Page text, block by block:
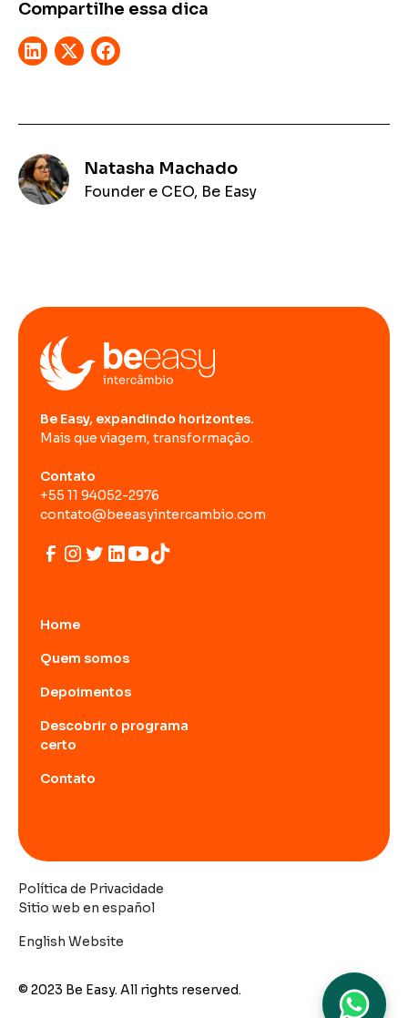
Compartilhe essa dica
Natasha Machado
Founder e CEO, Be Easy
Be Easy, expandindo horizontes.
Mais que viagem, transformação.
Contato
+55 11 94052-2976
contato@beeasyintercambio.com
Home
Quem somos
Depoimentos
Descobrir o programa
certo
Contato
© 2023 Be Easy. All rights reserved.
Sitio web en español
English Website
Política de Privacidade